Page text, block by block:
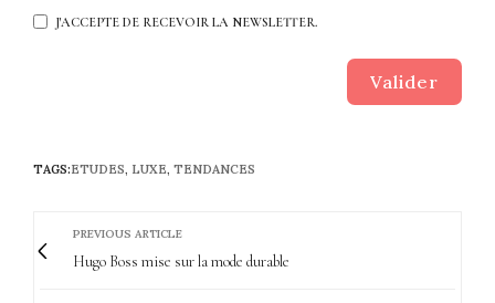
J'ACCEPTE DE RECEVOIR LA NEWSLETTER.
Valider
TAGS:ETUDES, LUXE, TENDANCES
PREVIOUS ARTICLE
Hugo Boss mise sur la mode durable